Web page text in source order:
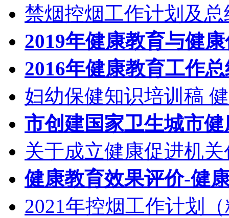
禁烟控烟工作计划及总
2019年健康教育与健
2016年健康教育工作
妇幼保健知识培训稿
市创建国家卫生城市
关于成立健康促进机
健康教育效果评价-健
2021年控烟工作计划